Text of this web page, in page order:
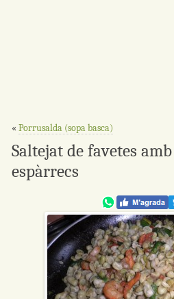
« Porrusalda (sopa basca)
Saltejat de favetes
espàrrecs